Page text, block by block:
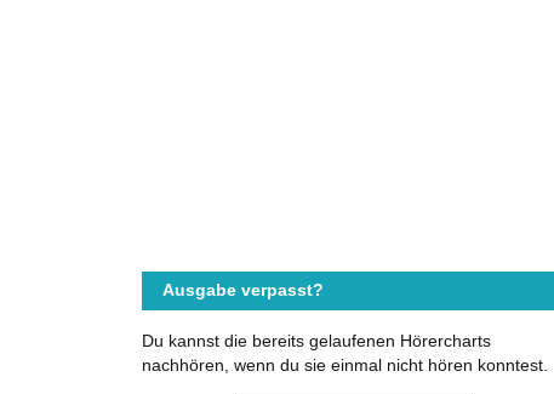
Ausgabe verpasst?
Du kannst die bereits gelaufenen Hörercharts
nachhören, wenn du sie einmal nicht hören konntest.